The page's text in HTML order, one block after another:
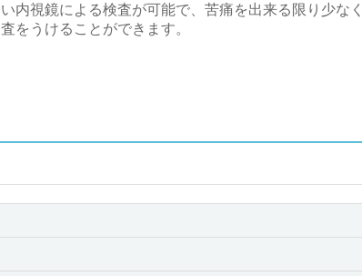
い内視鏡による検査が可能で、苦痛を出来る限り少なく
査をうけることができます。